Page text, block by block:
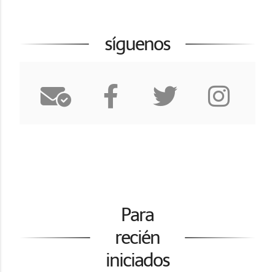
síguenos
Para
recién
iniciados